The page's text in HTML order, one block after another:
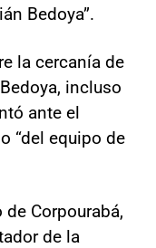
Bedoya”.
la cercanía de
incluso
ante el
“del equipo de
Corpourabá,
de la